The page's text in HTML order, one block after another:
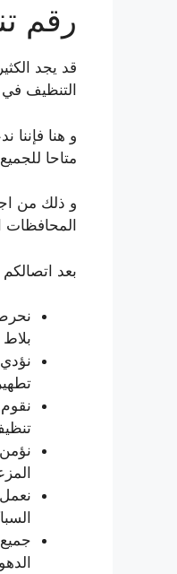
رقم
قد يجد
التنظيف في
متاحا
و ذلك من
المحافظات
بعد اتصالكم